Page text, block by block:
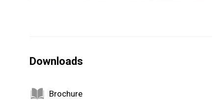
Downloads
Brochure